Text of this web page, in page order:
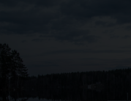
content